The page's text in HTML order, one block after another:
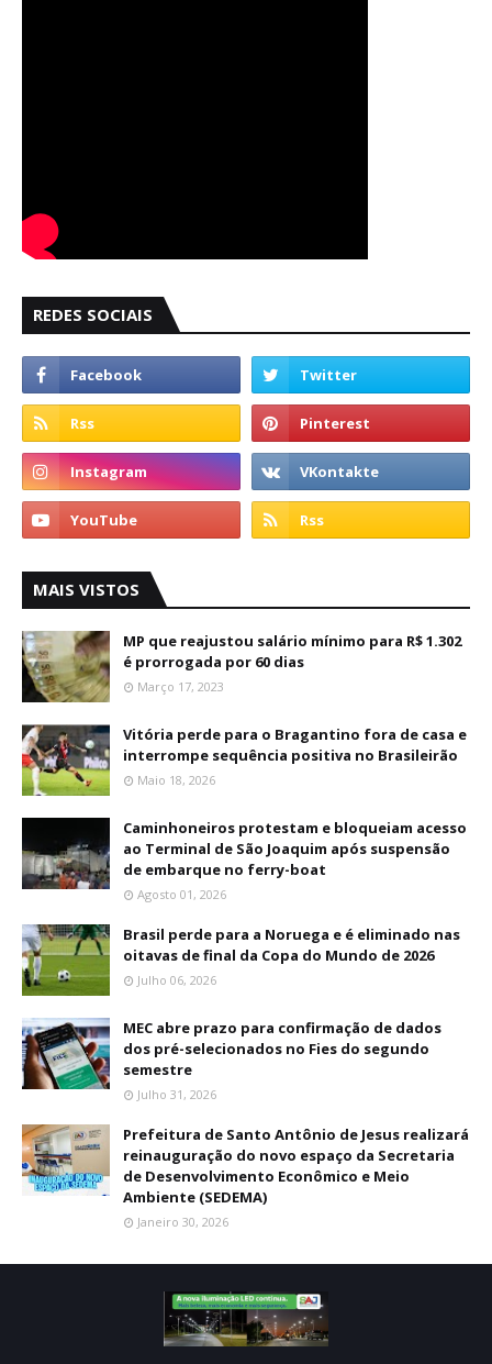
REDES SOCIAIS
MAIS VISTOS
MP que reajustou salário mínimo para R$ 1.302
é prorrogada por 60 dias
Março 17, 2023
Vitória perde para o Bragantino fora de casa e
interrompe sequência positiva no Brasileirão
Maio 18, 2026
Caminhoneiros protestam e bloqueiam acesso
ao Terminal de São Joaquim após suspensão
de embarque no ferry-boat
Agosto 01, 2026
Brasil perde para a Noruega e é eliminado nas
oitavas de final da Copa do Mundo de 2026
Julho 06, 2026
MEC abre prazo para confirmação de dados
dos pré-selecionados no Fies do segundo
semestre
Julho 31, 2026
Prefeitura de Santo Antônio de Jesus realizará
reinauguração do novo espaço da Secretaria
de Desenvolvimento Econômico e Meio
Ambiente (SEDEMA)
Janeiro 30, 2026